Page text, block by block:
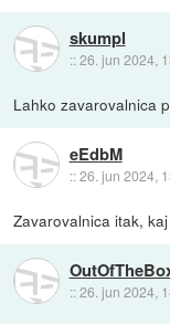
skumpl
::26. jun 2024,
Lahko zavarovalnica
eEdbM
::26. jun 2024,
Zavarovalnica itak,
::26. jun 2024,